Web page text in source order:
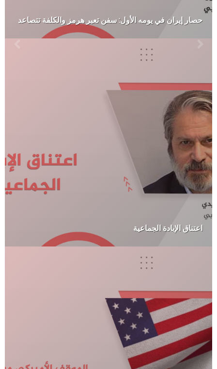
حصار إيران في يومه الأول: سفن تعبر هرمز والكلفة تتصاعد
اعتناق الإبادة الجماعية